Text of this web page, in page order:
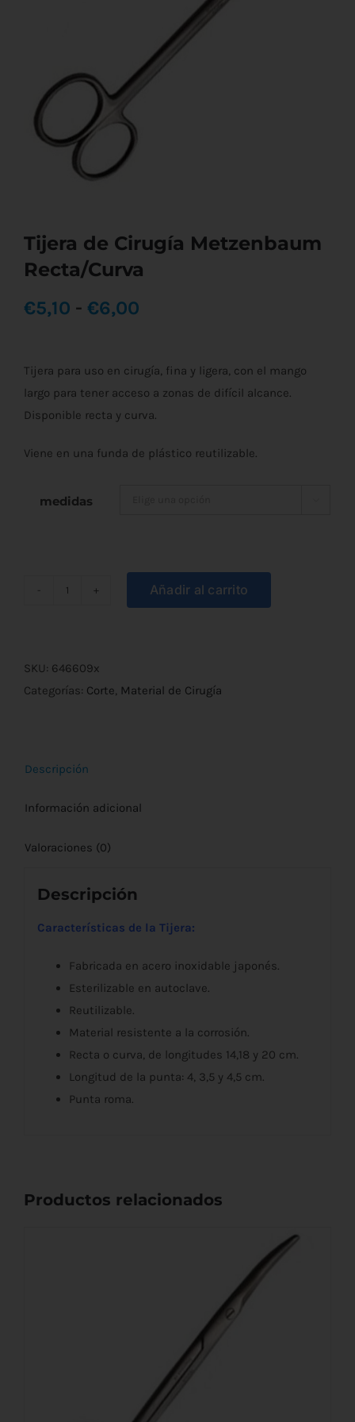
Tijera de Cirugía Metzenbaum
Recta/Curva
€5,10 - €6,00
precios:
desde
€5,10
Tijera para uso en cirugía, fina y ligera, con el mango
largo para tener acceso a zonas de difícil alcance.
Disponible recta y curva.
Viene en una funda de plástico reutilizable.
medidas
Metzenbaum
Recta/Curva
Añadir al carrito
SKU: 646609x
Categorías: Corte Material de Cirugía
Descripción
Información adicional
Valoraciones (0)
Descripción
Características de la Tijera:
Fabricada en acero inoxidable japonés.
Esterilizable en autoclave.
Reutilizable.
Material resistente a la corrosión.
Recta o curva, de longitudes 14,18 y 20 cm.
Longitud de la punta: 4, 3,5 y 4,5 cm.
Punta roma.
Productos relacionados